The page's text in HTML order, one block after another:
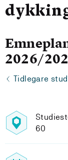
2026/
Tidlegare
60